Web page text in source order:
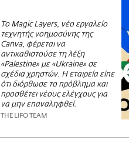
Το Magic Layers, νέο εργαλείο
τεχνητής νοημοσύνης της
Canva, φέρεται να
αντικαθιστούσε τη λέξη
«Palestine» με «Ukraine» σε
σχέδια χρηστών. Η εταιρεία είπε
ότι διόρθωσε το πρόβλημα και
προσθέτει νέους ελέγχους για
να μην επαναληφθεί.
THE LIFO TEAM